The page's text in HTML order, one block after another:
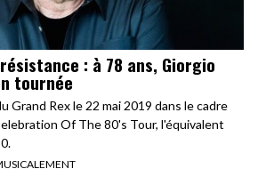
: à 78 ans, Giorgio
tournée
Grand Rex le 22 mai 2019 dans le cadre
Of The 80's Tour, l'équivalent